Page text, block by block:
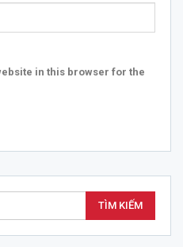
in this browser for the